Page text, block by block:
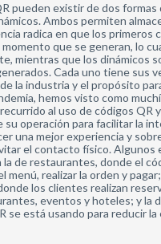
pueden existir de dos
Ambos permiten
radica en que los primeros
que se generan, lo
mientras que los dinámicos
Cada uno tiene sus
la industria y el propósito
hemos visto como
al uso de códigos QR
su operación para facilitar la
una mejor experiencia y
el contacto físico. Algunos
de restaurantes, donde el
menú, realizar la orden y
los clientes realizan
eventos y hoteles; y la
se está usando para reducir la